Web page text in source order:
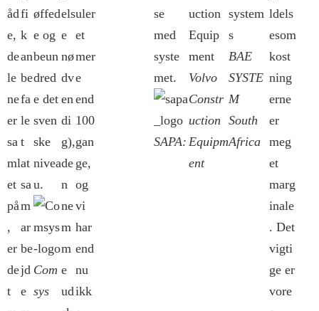
åd
e,
de
le
ne
er
sa
ml
et
på
,
er
de
t
fi
k
an
be
fa
le
t
at
sa
m
ar
be
jd
e
øffed
e og
beun
dred
e det
sven
ske
nivea
u.
Com
sys
els
e
nø
dv
en
di
g),
de
n
ne
m
m
e
ud
uler
et
mer
e
end
100
gan
ge,
og
vi
har
end
nu
ikk
se
med
syste
met.
SAPA:
Volvo
Constr
uction
Equipm
ent
BAE
SYSTE
M
South
Africa
ldels
esom
kost
ning
erne
er
meg
et
marg
inale
. Det
vigti
ge er
vore